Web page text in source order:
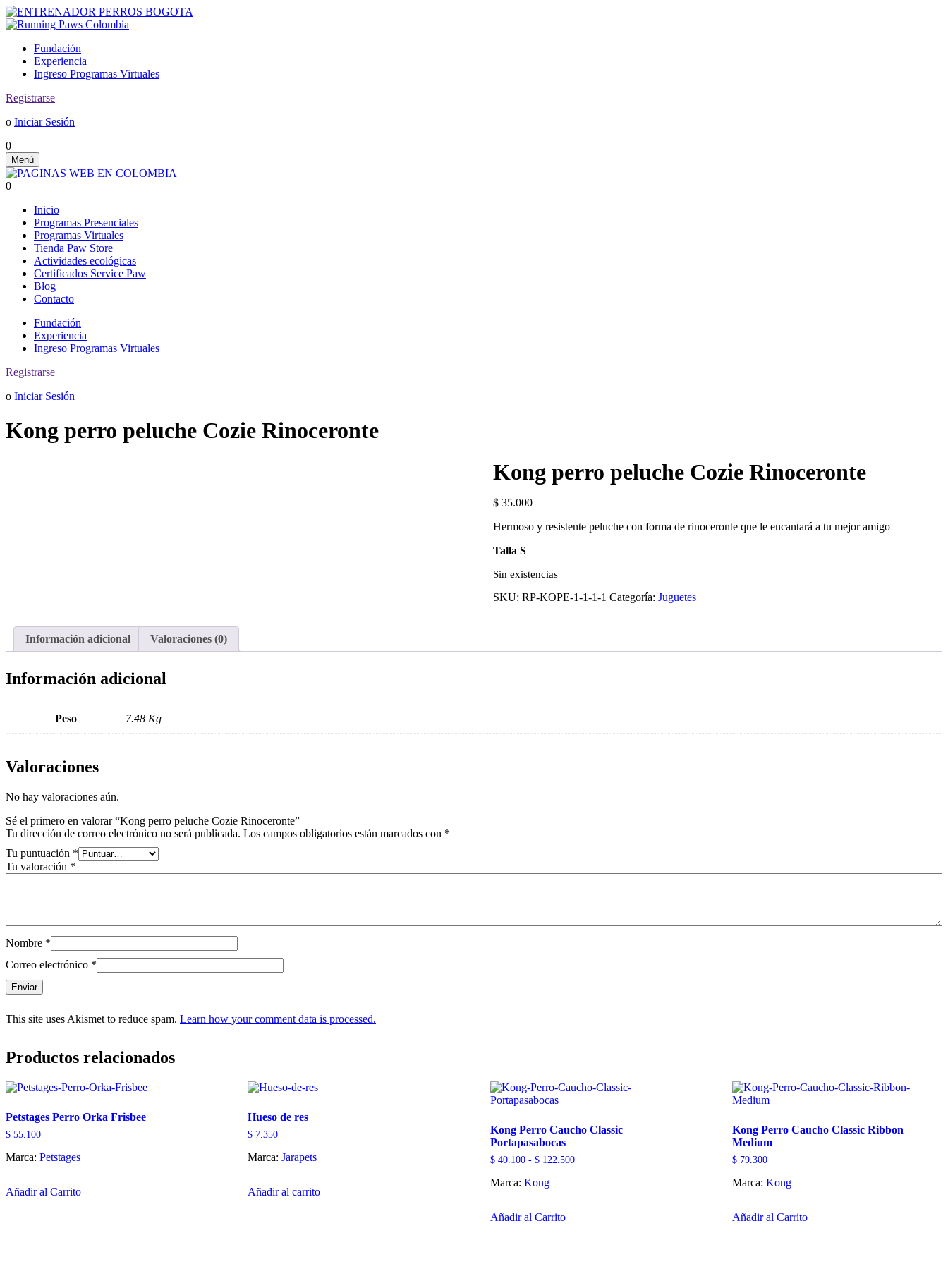
Fundación
Experiencia
Ingreso Programas Virtuales
Registrarse
o Iniciar Sesión
0
Menú
0
Inicio
Programas Presenciales
Programas Virtuales
Tienda Paw Store
Actividades ecológicas
Certificados Service Paw
Blog
Contacto
Fundación
Experiencia
Ingreso Programas Virtuales
Registrarse
o Iniciar Sesión
Kong perro peluche Cozie Rinoceronte
Kong perro peluche Cozie Rinoceronte
$35.000
Hermoso y resistente peluche con forma de rinoceronte que le encantará a tu mejor amigo
Talla S
Sin existencias
SKU: RP-KOPE-1-1-1-1 Categoría: Juguetes
Información adicional Valoraciones (0)
Información adicional
Peso 7.48 Kg
Valoraciones
No hay valoraciones aún.
Sé el primero en valorar “Kong perro peluche Cozie Rinoceronte”
Tu dirección de correo electrónico no será publicada. Los campos obligatorios están marcados con *
Tu puntuación *
Tu valoración *
Nombre *
Correo electrónico *
This site uses Akismet to reduce spam. Learn how your comment data is processed.
Productos relacionados
Petstages Perro Orka Frisbee
$ 55.100
Marca: Petstages
Añadir al Carritoproducto
Hueso de res
$ 7.350
Marca:Jarapets
Añadir al carrito
Kong Perro Caucho Classic
Portapasabocas
$40.100 - $122.500Rango
Marca: Kong
Añadir al Carritoproducto
Kong Perro Caucho Classic Ribbon
Medium
$79.300
Marca: Kong
Añadir al Carritoproducto